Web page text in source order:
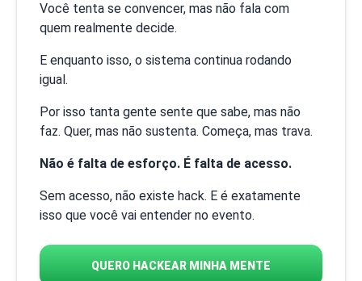
Você tenta se convencer, mas não fala com
quem realmente decide.
E enquanto isso, o sistema continua rodando
igual.
Por isso tanta gente sente que sabe, mas não
faz. Quer, mas não sustenta. Começa, mas trava.
Não é falta de esforço. É falta de acesso.
Sem acesso, não existe hack. E é exatamente
isso que você vai entender no evento.
QUERO HACKEAR MINHA MENTE